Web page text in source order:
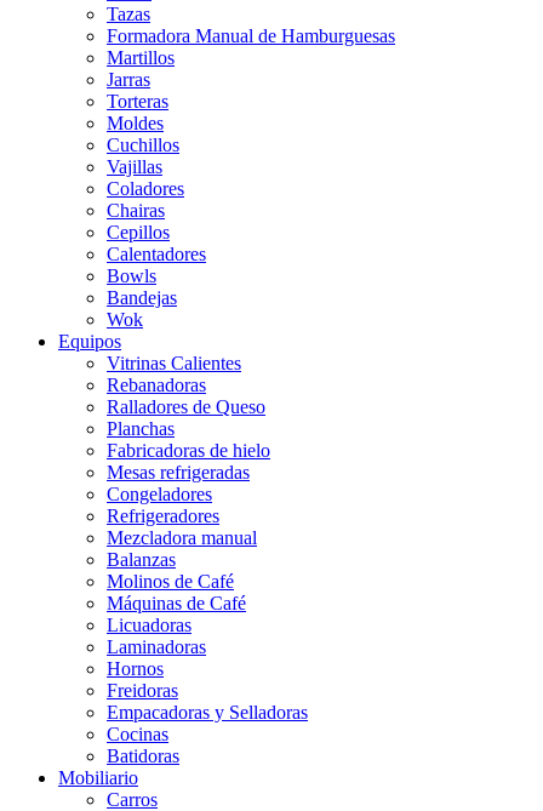
Tazas
Formadora Manual de Hamburguesas
Martillos
Jarras
Torteras
Moldes
Cuchillos
Vajillas
Coladores
Chairas
Cepillos
Calentadores
Bowls
Bandejas
Wok
Equipos
Vitrinas Calientes
Rebanadoras
Ralladores de Queso
Planchas
Fabricadoras de hielo
Mesas refrigeradas
Congeladores
Refrigeradores
Mezcladora manual
Balanzas
Molinos de Café
Máquinas de Café
Licuadoras
Laminadoras
Hornos
Freidoras
Empacadoras y Selladoras
Cocinas
Batidoras
Mobiliario
Carros